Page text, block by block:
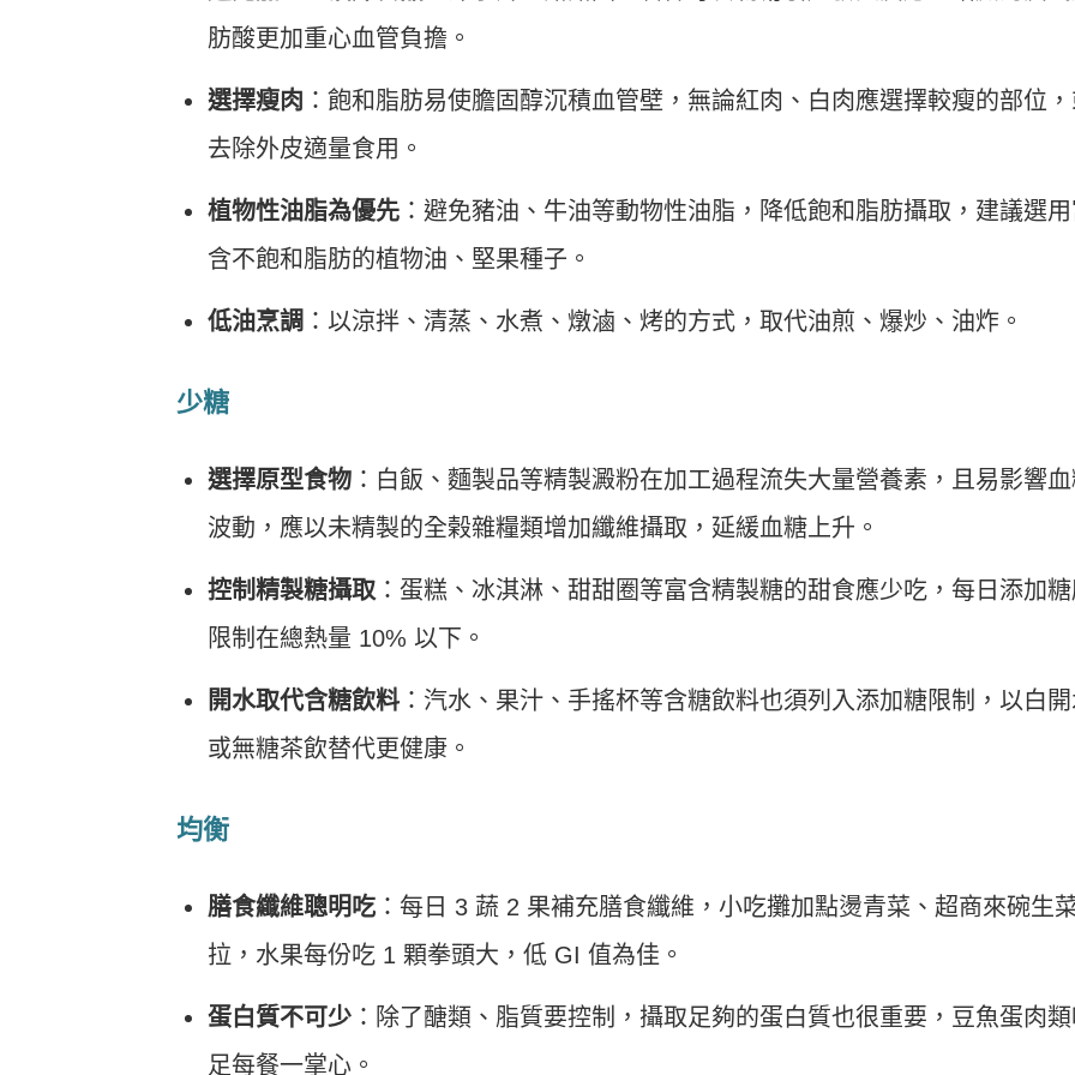
肪酸更加重心血管負擔。
選擇瘦肉 ：飽和脂肪易使膽固醇沉積血管壁，無論紅肉、白肉應選擇較瘦的部位
去除外皮適量食用。
植物性油脂為優先 ：避免豬油、牛油等動物性油脂，降低飽和脂肪攝取，建議選
含不飽和脂肪的植物油、堅果種子。
低油烹調 ：以涼拌、清蒸、水煮、燉滷、烤的方式，取代油煎、爆炒、油炸。
少糖
選擇原型食物 ：白飯、麵製品等精製澱粉在加工過程流失大量營養素，且易影響
波動，應以未精製的全榖雜糧類增加纖維攝取，延緩血糖上升。
控制精製糖攝取 ：蛋糕、冰淇淋、甜甜圈等富含精製糖的甜食應少吃，每日添加
限制在總熱量 10% 以下。
開水取代含糖飲料 ：汽水、果汁、手搖杯等含糖飲料也須列入添加糖限制，以白
或無糖茶飲替代更健康。
均衡
膳食纖維聰明吃 ：每日 3 蔬 2 果補充膳食纖維，小吃攤加點燙青菜、超商來碗生
拉，水果每份吃 1 顆拳頭大，低 GI 值為佳。
蛋白質不可少 ：除了醣類、脂質要控制，攝取足夠的蛋白質也很重要，豆魚蛋肉
足每餐一掌心。